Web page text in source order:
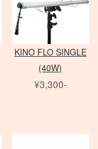
KINO FLO SINGLE
(40W)
¥3,300-